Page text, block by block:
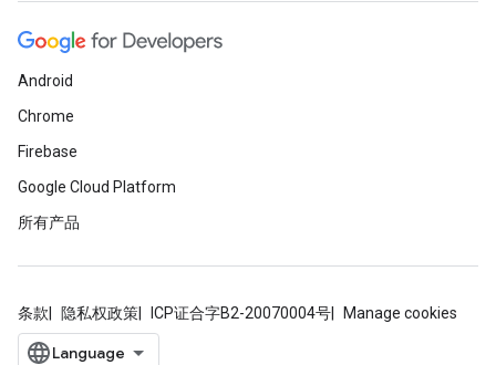
Android
Chrome
Firebase
Google Cloud Platform
所有产品
条款 隐私权政策 ICP证合字B2-20070004号 Manage cookies